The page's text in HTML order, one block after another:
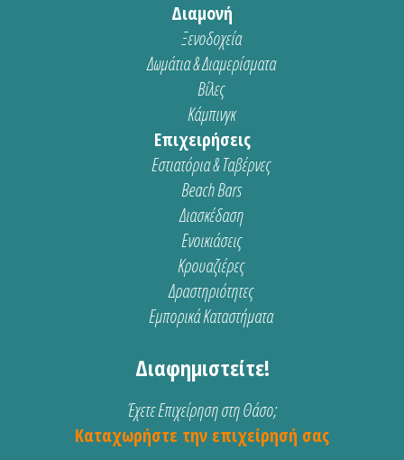
Διαμονή
Ξενοδοχεία
Δωμάτια & Διαμερίσματα
Βίλες
Κάμπινγκ
Επιχειρήσεις
Εστιατόρια & Ταβέρνες
Beach Bars
Διασκέδαση
Ενοικιάσεις
Κρουαζιέρες
Δραστηριότητες
Εμπορικά Καταστήματα
Διαφημιστείτε!
Έχετε Επιχείρηση στη Θάσο;
Καταχωρήστε την επιχείρησή σας